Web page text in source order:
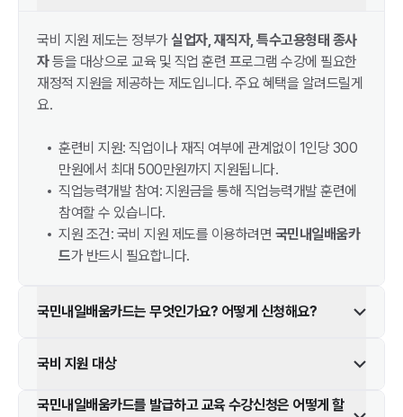
국비 지원 제도는 정부가실업자, 재직자, 특수고용형태 종사
자등을 대상으로 교육 및 직업 훈련 프로그램 수강에 필요한
재정적 지원을 제공하는 제도입니다. 주요 혜택을 알려드릴게
요.
훈련비 지원: 직업이나 재직 여부에 관계없이 1인당 300
만원에서 최대 500만원까지 지원됩니다.
직업능력개발 참여: 지원금을 통해 직업능력개발 훈련에
참여할 수 있습니다.
지원 조건: 국비 지원 제도를 이용하려면 국민내일배움카
드가 반드시 필요합니다.
국민내일배움카드는 무엇인가요? 어떻게 신청해요?
국비 지원 대상
국민내일배움카드를 발급하고 교육 수강신청은 어떻게 할